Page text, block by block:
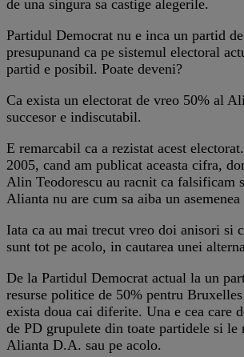
de una singura sa castige alegerile.
Partidul Democrat nu e inca un partid
presupunand ca pe sistemul electoral
partid e posibil. Poate deveni?
Ca exista un electorat de vreo 50% al
succesor e indiscutabil.
E remarcabil ca a rezistat acest
2005, cand am publicat aceasta cifra,
Alin Teodorescu au racnit ca falsificam
Alianta nu are cum sa aiba un asemenea
Iata ca au mai trecut vreo doi anisori si
sunt tot pe acolo, in cautarea unei
De la Partidul Democrat actual la un
resurse politice de 50% pentru
exista doua cai diferite. Una e cea care
de PD grupulete din toate partidele si le
Alianta D.A. sau pe acolo.